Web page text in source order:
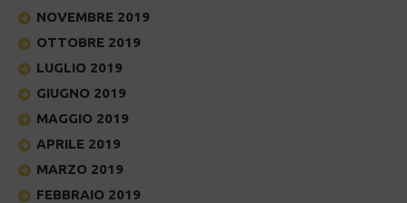
NOVEMBRE 2019
OTTOBRE 2019
LUGLIO 2019
GIUGNO 2019
MAGGIO 2019
APRILE 2019
MARZO 2019
FEBBRAIO 2019